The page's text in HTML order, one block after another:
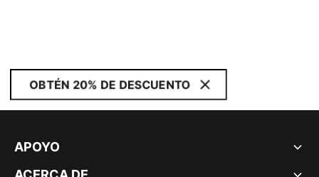
OBTÉN 20% DE DESCUENTO
APOYO